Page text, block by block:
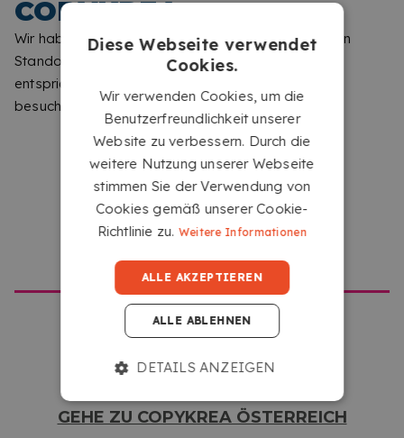
COPYKREA
Wir haben festgestellt, dass Sie von einem anderen
Standort aus surfen als dem, der dieser Website
entspricht. Bitte teilen Sie uns mit, welche Seite Sie
besuchen möchten.
GEHE ZU COPYKREA USA
GEHE ZU COPYKREA ÖSTERREICH
IHRE DATEI HOCHLADEN
Laden Sie Ihre Dateien von jedem Gerät mit
Internetzugang hoch, indem Sie auf das Feld
„Wählen oder ziehen Sie Ihre Dateien hierher“
WÄHLEN SIE IHRE
KONFIGURATION
Diese Webseite verwendet
Cookies.
Wir verwenden Cookies, um die
Benutzerfreundlichkeit unserer
Website zu verbessern. Durch die
weitere Nutzung unserer Webseite
stimmen Sie der Verwendung von
Cookies gemäß unserer Cookie-
Richtlinie zu. Weitere Informationen
ALLE AKZEPTIEREN
ALLE ABLEHNEN
DETAILS ANZEIGEN